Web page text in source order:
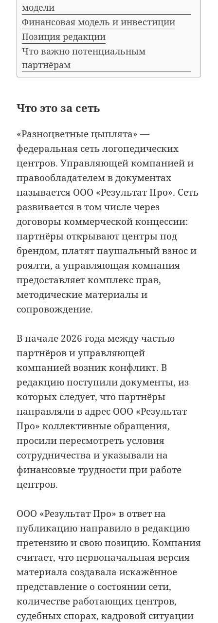
модели
Финансовая модель и инвестиции
Позиция редакции
Что важно потенциальным
партнёрам
Что это за сеть
«Разноцветные цыплята» —
федеральная сеть логопедических
центров. Управляющей компанией и
правообладателем в документах
называется ООО «Результат Про». Сеть
развивается в том числе через
договоры коммерческой концессии:
партнёры открывают центры под
брендом, платят паушальный взнос и
роялти, а управляющая компания
предоставляет комплекс прав,
методические материалы и
сопровождение.
В начале 2026 года между частью
партнёров и управляющей
компанией возник конфликт. В
редакцию поступили документы, из
которых следует, что партнёры
направляли в адрес ООО «Результат
Про» коллективные обращения,
просили пересмотреть условия
сотрудничества и указывали на
финансовые трудности при работе
центров.
ООО «Результат Про» в ответ на
публикацию направило в редакцию
претензию и свою позицию. Компания
считает, что первоначальная версия
материала создавала искажённое
представление о состоянии сети,
количестве работающих центров,
судебных спорах, кадровой ситуации